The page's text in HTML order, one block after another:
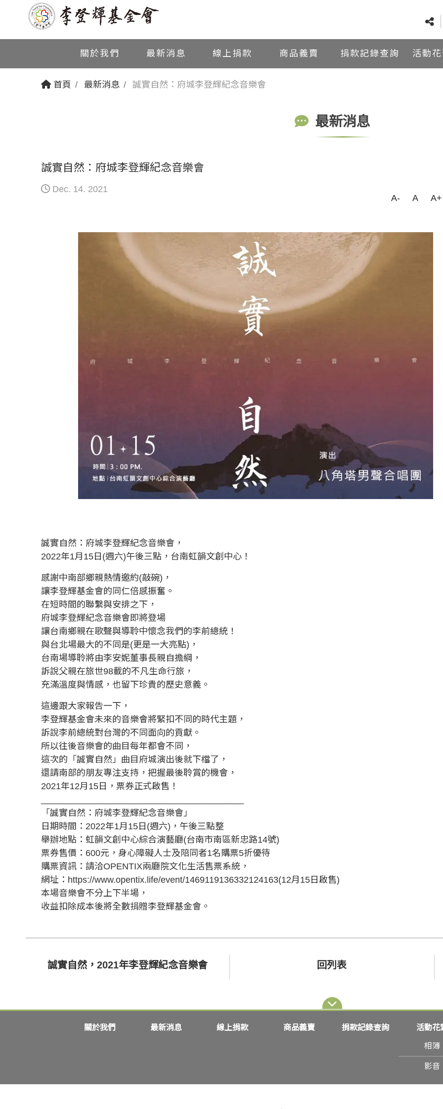
關於我們 最新消息 線上捐款 商品義賣 捐款記錄查詢 活動
首頁 最新消息 誠實自然：府城李登輝紀念音樂會
最新消息
誠實自然：府城李登輝紀念音樂會
Dec. 14. 2021
A-
A A+
誠實自然：府城李登輝紀念音樂會，
2022年1月15日(週六)午後三點，台南虹韻文創中心！
感謝中南部鄉親熱情邀約(敲碗)，
讓李登輝基金會的同仁倍感振奮。
在短時間的聯繫與安排之下，
府城李登輝紀念音樂會即將登場
讓台南鄉親在歌聲與導聆中懷念我們的李前總統！
與台北場最大的不同是(更是一大亮點)，
台南場導聆將由李安妮董事長親自擔綱，
訴說父親在旅世98載的不凡生命行旅，
充滿溫度與情感，也留下珍貴的歷史意義。
這邊跟大家報告一下，
李登輝基金會未來的音樂會將緊扣不同的時代主題，
訴說李前總統對台灣的不同面向的貢獻。
所以往後音樂會的曲目每年都會不同，
這次的「誠實自然」曲目府城演出後就下檔了，
還請南部的朋友專注支持，把握最後聆賞的機會，
2021年12月15日，票券正式啟售！
「誠實自然：府城李登輝紀念音樂會」
日期時間：2022年1月15日(週六)，午後三點整
舉辦地點：虹韻文創中心綜合演藝廳(台南市南區新忠路14號)
票券售價：600元，身心障礙人士及陪同者1名購票5折優待
購票資訊：請洽OPENTIX兩廳院文化生活售票系統，
網址： https://www.opentix.life/event/1469119136332124163(12月15日啟售)
本場音樂會不分上下半場，
收益扣除成本後將全數捐贈李登輝基金會。
誠實自然，2021年李登輝紀念音樂會 回列表
關於我們 最新消息 線上捐款 商品義賣 捐款記錄查詢 活動花
相簿
影音